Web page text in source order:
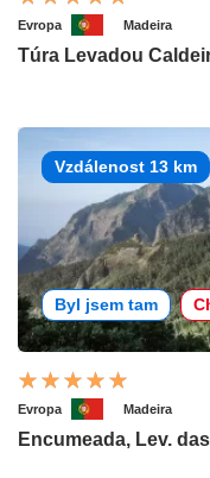
Evropa Madeira
Túra Levadou
Vzdálenost 13 km
Byl jsem tam
Evropa Madeira
Encumeada, Lev.